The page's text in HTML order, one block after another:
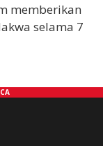
memberikan
selama 7